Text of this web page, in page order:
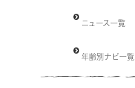
ニュース一覧
年齢別ナビ一覧